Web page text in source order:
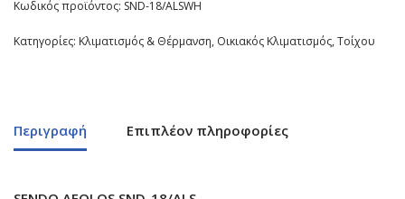
Κωδικός προϊόντος: SND-18/ALSWH
Κατηγορίες: Κλιματισμός & Θέρμανση, Οικιακός Κλιματισμός,Τοίχου
Περιγραφή Επιπλέον πληροφορίες